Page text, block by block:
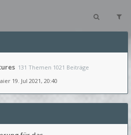
131 Themen 1021 Beiträge
19. Jul 2021, 20:40